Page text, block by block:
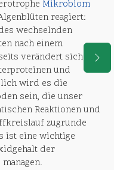
Mikrobiom
reagiert:
wechselnden
nach einem
verändert sich aber
und
wird es die
sein, die unser
Reaktionen und
zugrunde
ist eine wichtige
der